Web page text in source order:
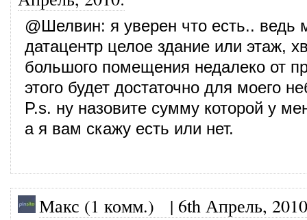
@Шелвин: я уверен что есть.. ведь
датацентр целое здание или этаж,
большого помещения недалеко от
этого будет достаточно для моего
P.s. ну назовите сумму которой у
а я вам скажу есть или нет.
Макс (1 комм.) | 6th Апрель, 2010